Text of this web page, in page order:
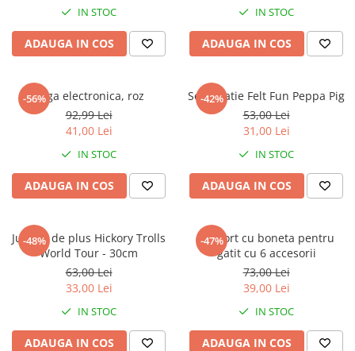
Wonder Woman
FLAMINGO
Gorjuss
Incaltaminte fete
Ghete si cizme fete
Pantofi fete
Pantofi sport fete
Sandale fete
IN STOC
ADAUGA IN COS
IN STOC
ADAUGA IN COS
-56%Orga electronica, roz
92,99 Lei
41,00 Lei
IN STOC
ADAUGA IN COS
-42%
Set creatie Felt Fun Peppa Pig
53,00 Lei
31,00 Lei
IN STOC
ADAUGA IN COS
-48%
Jucarie de plus Hickory Trolls
World Tour - 30cm
63,00 Lei
33,00 Lei
IN STOC
ADAUGA IN COS
-47%
Set sort cu boneta pentru
gatit cu 6 accesorii
73,00 Lei
39,00 Lei
IN STOC
ADAUGA IN COS